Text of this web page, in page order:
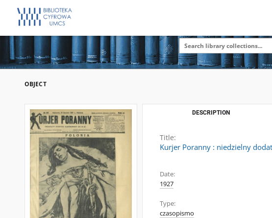
OBJECT
DESCRIPTION
Title:
Kurjer Poranny : niedzielny
Date:
1927
Type:
czasopismo